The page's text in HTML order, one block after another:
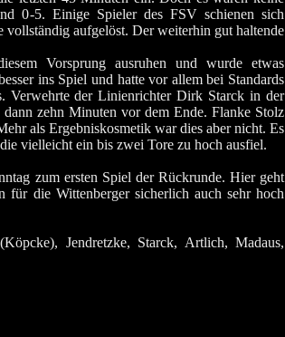
0-5. Einige Spieler des FSV schienen sich
aufgelöst. Der weiterhin gut haltende
Vorsprung ausruhen und wurde etwas
ins Spiel und hatte vor allem bei Standards
Verwehrte der Linienrichter Dirk Starck in der
zehn Minuten vor dem Ende. Flanke Stolz
als Ergebniskosmetik war dies aber nicht. Es
vielleicht ein bis zwei Tore zu hoch ausfiel.
zum ersten Spiel der Rückrunde. Hier geht
für die Wittenberger sicherlich auch sehr hoch
Jendretzke, Starck, Artlich, Madaus,